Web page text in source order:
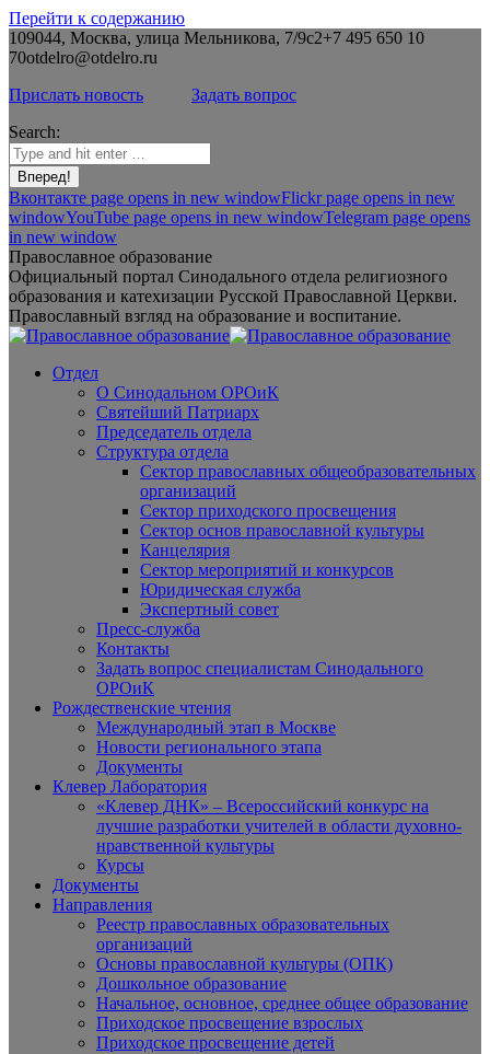
Перейти к содержанию
109044, Москва, улица Мельникова, 7/9с2+7 495 650 10
70otdelro@otdelro.ru
Прислать новость
Задать вопрос
Search:
Вконтакте page opens in new windowFlickr page opens in new
windowYouTube page opens in new windowTelegram page opens
in new window
Православное образование
Официальный портал Синодального отдела религиозного
образования и катехизации Русской Православной Церкви.
Православный взгляд на образование и воспитание.
Отдел
О Синодальном ОРОиК
Святейший Патриарх
Председатель отдела
Структура отдела
Сектор православных общеобразовательных
организаций
Сектор приходского просвещения
Сектор основ православной культуры
Канцелярия
Сектор мероприятий и конкурсов
Юридическая служба
Экспертный совет
Пресс-служба
Контакты
Задать вопрос специалистам Синодального
ОРОиК
Рождественские чтения
Международный этап в Москве
Новости регионального этапа
Документы
Клевер Лаборатория
«Клевер ДНК» – Всероссийский конкурс на
лучшие разработки учителей в области духовно-
нравственной культуры
Курсы
Документы
Направления
Реестр православных образовательных
организаций
Основы православной культуры (ОПК)
Дошкольное образование
Начальное, основное, среднее общее образование
Приходское просвещение взрослых
Приходское просвещение детей